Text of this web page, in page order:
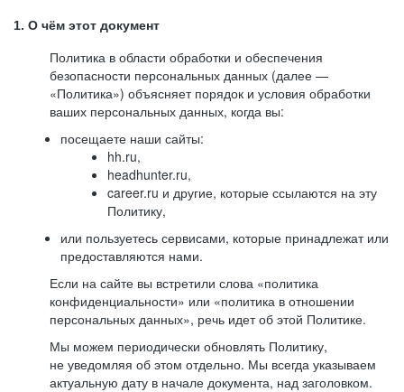
1. О чём этот документ
Политика в области обработки и обеспечения
безопасности персональных данных (далее —
«Политика») объясняет порядок и условия обработки
ваших персональных данных, когда вы:
посещаете наши сайты:
hh.ru,
headhunter.ru,
career.ru и другие, которые ссылаются на эту
Политику,
или пользуетесь сервисами, которые принадлежат или
предоставляются нами.
Если на сайте вы встретили слова «политика
конфиденциальности» или «политика в отношении
персональных данных», речь идет об этой Политике.
Мы можем периодически обновлять Политику,
не уведомляя об этом отдельно. Мы всегда указываем
актуальную дату в начале документа, над заголовком.